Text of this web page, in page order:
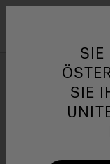
SIE
SIE